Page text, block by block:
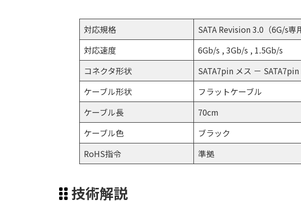
対応規格
SATA Revision 3.0（6G/s専
対応速度
6Gb/s , 3Gb/s , 1.5Gb/s
コネクタ形状
SATA7pin メス －
ケーブル形状
フラットケーブル
ケーブル長
70cm
ケーブル色
ブラック
RoHS指令
準拠
技術解説